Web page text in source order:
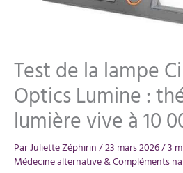
Test de la lampe
Optics Lumine :
lumière vive à 10
ParJuliette Zéphirin/23 mars 2026/3
Médecine alternative & Compléments